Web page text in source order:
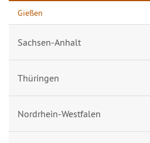
Gießen
Sachsen-Anhalt
Thüringen
Nordrhein-Westfalen